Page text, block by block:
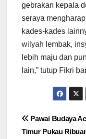
gebrakan kepala
seraya
kades-kades
wilyah lembak,
lebih maju dan
lain,” tutup Fikri
Navigasi
Pawai Budaya
Timur Pukau